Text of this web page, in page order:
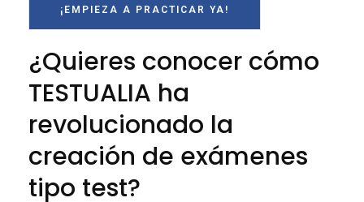
¡EMPIEZA A PRACTICAR YA!
¿Quieres conocer cómo
TESTUALIA ha
revolucionado la
creación de exámenes
tipo test?